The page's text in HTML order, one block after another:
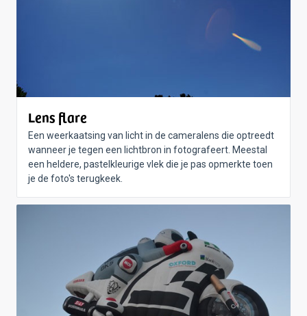
Lens flare
Een weerkaatsing van licht in de cameralens die optreedt
wanneer je tegen een lichtbron in fotografeert. Meestal
een heldere, pastelkleurige vlek die je pas opmerkte toen
je de foto's terugkeek.